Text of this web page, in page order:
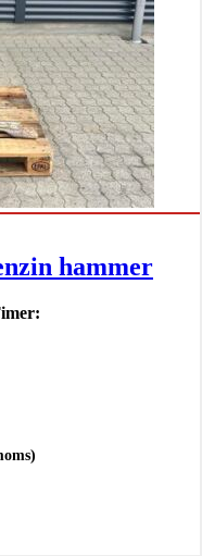
hammer